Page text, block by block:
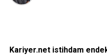
Kariyer.net istihdam